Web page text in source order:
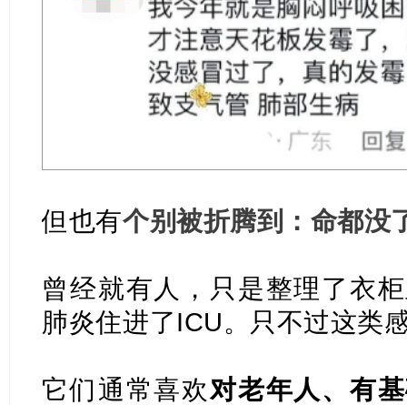
但也有个别被折腾到：命都没
曾经就有人，只是整理了衣
肺炎住进了ICU。
只不过这类
它们通常喜欢对老年人、有